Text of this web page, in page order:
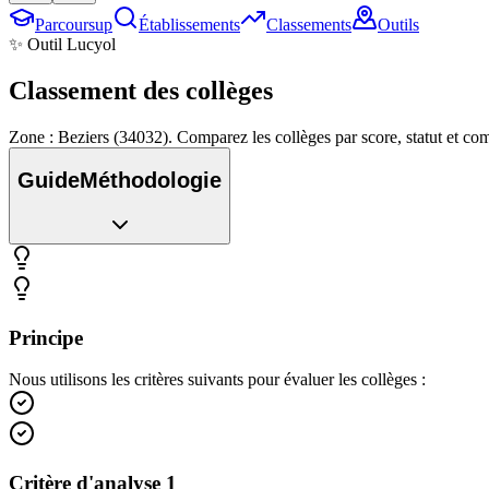
Parcoursup Établissements Classements
Outils
✨ Outil Lucyol
Classement des collèges
Zone : Beziers (34032). Comparez les collèges par score, statut et
GuideMéthodologie
Principe
Nous utilisons les critères suivants pour évaluer les collèges :
Critère d'analyse 1